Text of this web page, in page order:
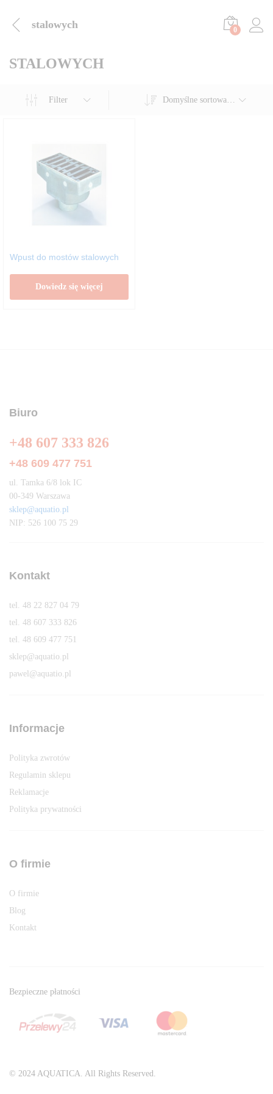
stalowych 0
STALOWYCH
Filter Domyślne sortowanie
Wpust do mostów stalowych
Dowiedz się więcej
Biuro
+48 607 333 826
+48 609 477 751
ul. Tamka 6/8 lok IC
00-349 Warszawa
sklep@aquatio.pl
NIP: 526 100 75 29
Kontakt
tel. 48 22 827 04 79
tel. 48 607 333 826
tel. 48 609 477 751
sklep@aquatio.pl
pawel@aquatio.p
Informacje
Polityka zwrotów
Regulamin sklepu
Reklamacje
Polityka prywatności
O firmie
O firmie
Blog
Kontakt
© 2024 AQUATICA. All Rights Reserved.
Bezpieczne płatności